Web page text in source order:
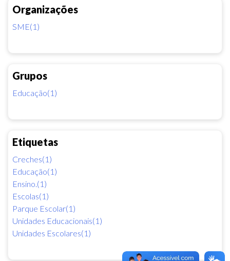
Organizações
SME(1)
Grupos
Educação(1)
Etiquetas
Creches(1)
Educação(1)
Ensino.(1)
Escolas(1)
Parque Escolar(1)
Unidades Educacionais(1)
Unidades Escolares(1)